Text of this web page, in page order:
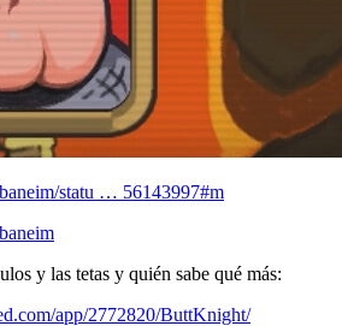
statu … 56143997#m
y las tetas y quién sabe qué más:
app/2772820/ButtKnight/